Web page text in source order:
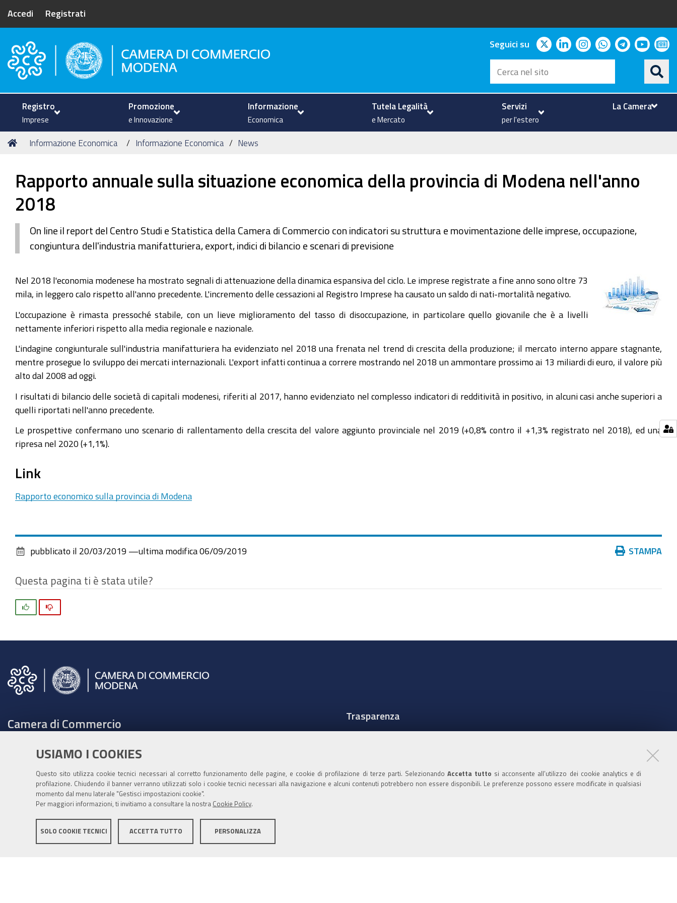
USIAMO I COOKIES
Questo sito utilizza cookie tecnici necessari al corretto funzionamento delle pagine, e cookie di profilazione di terze parti. SelezionandoAccetta tutto si acconsente all’utilizzo dei cookie analytics e di
profilazione. Chiudendo il banner verranno utilizzati solo i cookie tecnici necessari alla navigazione e alcuni contenuti potrebbero non essere disponibili. Le preferenze possono essere modificate in qualsiasi
momento dal menu laterale "Gestisci impostazioni cookie".
Per maggiori informazioni, ti invitiamo a consultare la nostra Cookie Policy
SOLO COOKIE TECNICI ACCETTA TUTTO PERSONALIZZA
Accedi Registrati
Camera di Commercio di Modena
Seguici su twitterlinkedininstagram
whatsapp
telegram
Cerca
nel
sito
Registro
Imprese
Promozione
e Innovazione
Informazione
Economica
Tutela Legalità
e Mercato
Servizi
per l'estero
La Camera
Tu
Home
Informazione Economica Informazione Economica News
Rapporto annuale sulla situazione economica della provincia di Modena nell'anno
2018
On line il report del Centro Studi e Statistica della Camera di Commercio con indicatori su struttura e movimentazione delle imprese, occupazione,
congiuntura dell'industria manifatturiera, export, indici di bilancio e scenari di previsione
Nel 2018 l'economia modenese ha mostrato segnali di attenuazione della dinamica espansiva del ciclo. Le imprese registrate a fine anno sono oltre 73
mila, in leggero calo rispetto all'anno precedente. L'incremento delle cessazioni al Registro Imprese ha causato un saldo di nati-mortalità negativo.
L'occupazione è rimasta pressoché stabile, con un lieve miglioramento del tasso di disoccupazione, in particolare quello giovanile che è a livelli
nettamente inferiori rispetto alla media regionale e nazionale.
L'indagine congiunturale sull'industria manifatturiera ha evidenziato nel 2018 una frenata nel trend di crescita della produzione; il mercato interno appare stagnante,
mentre prosegue lo sviluppo dei mercati internazionali. L'export infatti continua a correre mostrando nel 2018 un ammontare prossimo ai 13 miliardi di euro, il valore più
alto dal 2008 ad oggi.
I risultati di bilancio delle società di capitali modenesi, riferiti al 2017, hanno evidenziato nel complesso indicatori di redditività in positivo, in alcuni casi anche superiori a
quelli riportati nell'anno precedente.
Le prospettive confermano uno scenario di rallentamento della crescita del valore aggiunto provinciale nel 2019 (+0,8% contro il +1,3% registrato nel 2018), ed una
ripresa nel 2020 (+1,1%).
Link
Rapporto economico sulla provincia di Modena
Azioni STAMPA
pubblicato il 20/03/2019 —ultima modifica 06/09/2019
Questa pagina ti è stata utile?
Camera di Commercio
Tel. 059208111 -URP
Contabilità speciale Banca d'Italia:
IT75Q 01000 04306 TU00 0001 3855
Fatt. elettronica - Cod. univoco: XECKYI
cameradicommercio@mo.legalmail.camcom.it
Trasparenza
Pubblicità Legale